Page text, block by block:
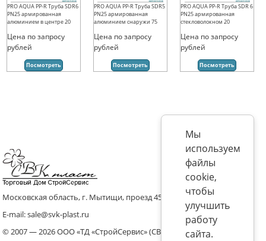
PRO AQUA PP-R Труба SDR6
PN25 армированная
алюминием в центре 20
Цена по запросу
рублей
Посмотреть
PRO AQUA PP-R Труба SDR5
PN25 армированная
алюминием снаружи 75
Цена по запросу
рублей
Посмотреть
PRO AQUA PP-R Труба SDR 6
PN25 армированная
стекловолокном 20
Цена по запросу
рублей
Посмотреть
Московская область, г. Мытищи, проезд 4536 владение 8, стр.10
E-mail: sale@svk-plast.ru
© 2007 — 2026 ООО «ТД «СтройСервис» (СВК)
Мы
используем
файлы
cookie,
чтобы
улучшить
работу
сайта.